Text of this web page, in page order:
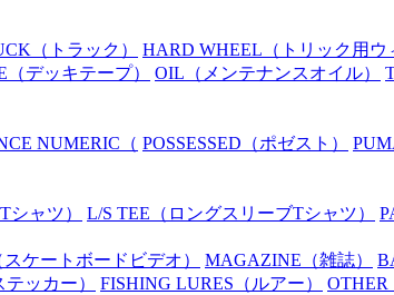
（トラック） HARD WHEEL （トリック用ウ
（デッキテープ） OIL （メンテナンスオイル）
NUMERIC （ POSSESSED （ポゼスト）
Tシャツ） L/S TEE （ロングスリーブTシャツ）
スケートボードビデオ） MAGAZINE （雑誌）
テッカー） FISHING LURES （ルアー） OTHER